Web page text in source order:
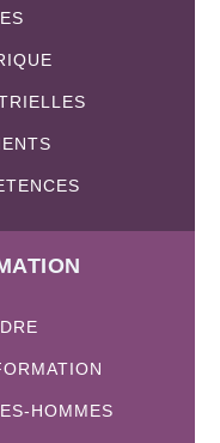
HOMMES